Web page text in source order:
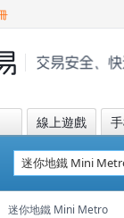
線上遊戲
迷你地鐵 Mini Metro